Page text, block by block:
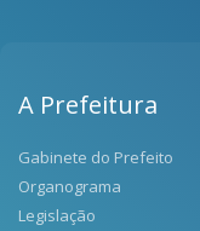
A Prefeitura
Gabinete do Prefeito
Organograma
Legislação